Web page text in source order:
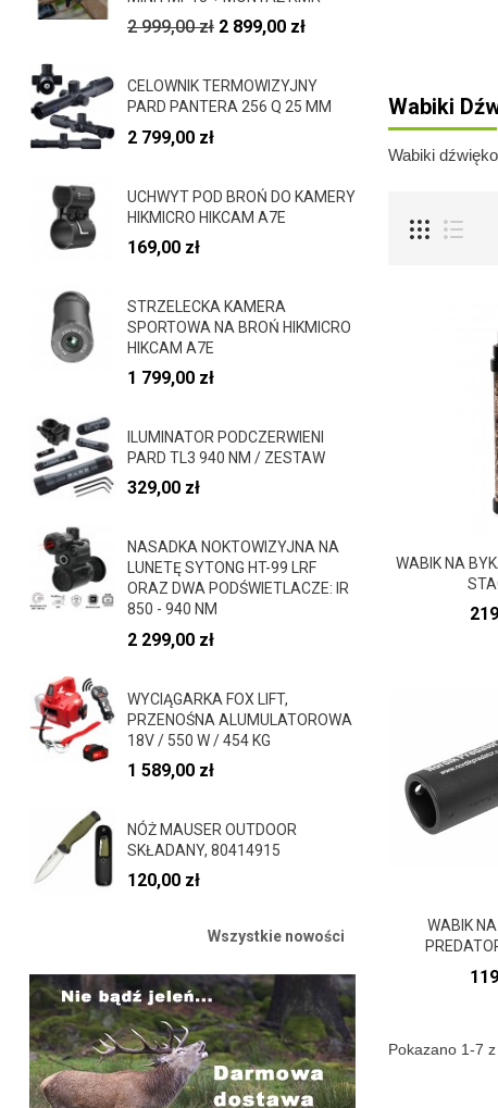
2 999,00 zł 2 899,00 zł
CELOWNIK TERMOWIZYJNY
PARD PANTERA 256 Q 25 MM
2 799,00 zł
UCHWYT POD BROŃ DO KAMERY
HIKMICRO HIKCAM A7E
169,00 zł
STRZELECKA KAMERA
SPORTOWA NA BROŃ HIKMICRO
HIKCAM A7E
1 799,00 zł
ILUMINATOR PODCZERWIENI
PARD TL3 940 NM / ZESTAW
329,00 zł
NASADKA NOKTOWIZYJNA NA
LUNETĘ SYTONG HT-99 LRF
ORAZ DWA PODŚWIETLACZE: IR
850 - 940 NM
2 299,00 zł
WYCIĄGARKA FOX LIFT,
PRZENOŚNA ALUMULATOROWA
18V / 550 W / 454 KG
1 589,00 zł
NÓŻ MAUSER OUTDOOR
SKŁADANY, 80414915
120,00 zł
Wszystkie nowości
Wabiki
Wabiki
WABIK NA
WABIK
Pokazano 1-7